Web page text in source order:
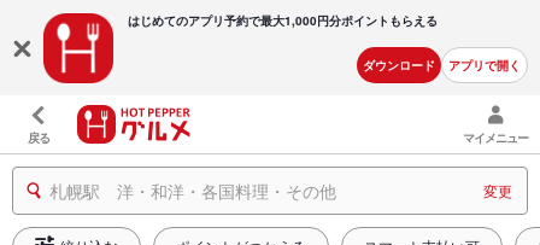
はじめてのアプリ予約で最大1,000円分ポイントもらえる
ダウンロード アプリで開く
戻る マイメニュー
札幌駅 洋・和洋・各国料理・その他 変更